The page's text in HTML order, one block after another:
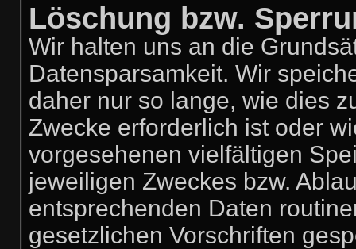
Löschung bzw.
Wir halten uns an die
Datensparsamkeit. Wir
daher nur so lange, wie dies
Zwecke erforderlich ist oder
vorgesehenen vielfältigen
jeweiligen Zweckes bzw.
entsprechenden Daten
gesetzlichen Vorschriften